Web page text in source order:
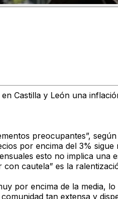
Castilla y León una
preocupantes”,
por encima del 3% sigue
esto no implica una
cautela” es la
por encima de la media,
tan extensa y